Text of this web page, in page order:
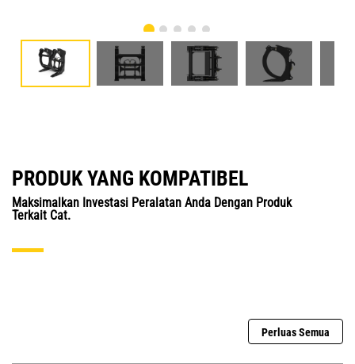
PRODUK YANG KOMPATIBEL
Maksimalkan Investasi Peralatan Anda Dengan Produk
Terkait Cat.
Perluas Semua